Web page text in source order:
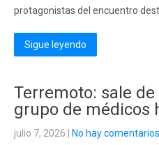
protagonistas del encuentro
Sigue leyendo
Terremoto: sale
grupo de médicos
julio 7, 2026 No hay comentarios